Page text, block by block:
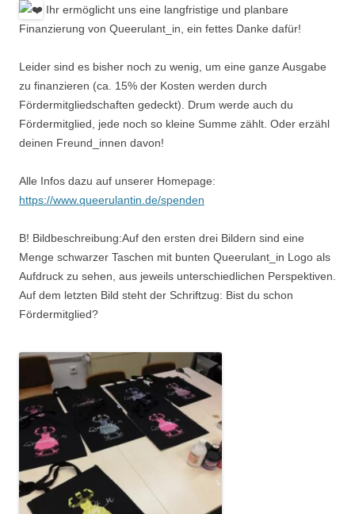
Ihr ermöglicht uns eine langfristige und planbare
Finanzierung von Queerulant_in, ein fettes Danke dafür!
Leider sind es bisher noch zu wenig, um eine ganze Ausgabe
zu finanzieren (ca. 15% der Kosten werden durch
Fördermitgliedschaften gedeckt). Drum werde auch du
Fördermitglied, jede noch so kleine Summe zählt. Oder erzähl
deinen Freund_innen davon!
Alle Infos dazu auf unserer Homepage:
https://www.queerulantin.de/spenden
B! Bildbeschreibung:Auf den ersten drei Bildern sind eine
Menge schwarzer Taschen mit bunten Queerulant_in Logo als
Aufdruck zu sehen, aus jeweils unterschiedlichen Perspektiven.
Auf dem letzten Bild steht der Schriftzug: Bist du schon
Fördermitglied?